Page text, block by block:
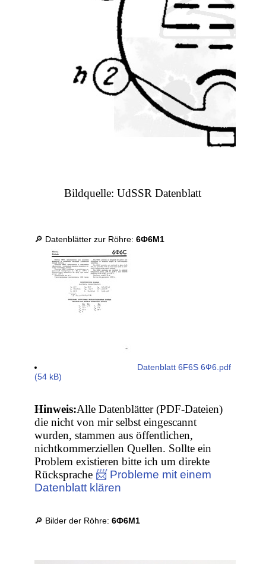
Bildquelle: UdSSR Datenblatt
🔎 Datenblätter zur Röhre:6Ф6М1
Datenblatt 6F6S 6Ф6.pdf
(54 kB)
Hinweis:Alle Datenblätter (PDF-Dateien)
die nicht von mir selbst eingescannt
wurden, stammen aus öffentlichen,
nichtkommerziellen Quellen. Sollte ein
Problem existieren bitte ich um direkte
Rücksprache 📨 Probleme mit einem
Datenblatt klären
🔎 Bilder der Röhre:6Ф6М1